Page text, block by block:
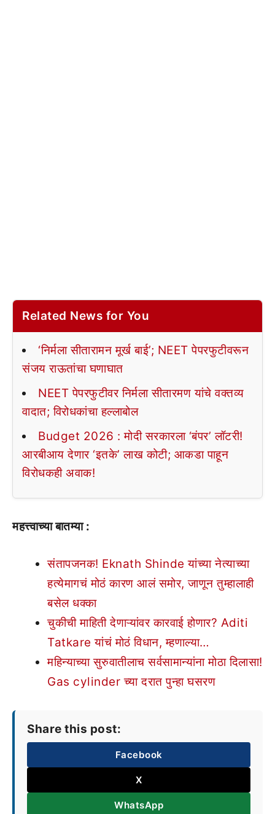
Related News for You
‘निर्मला सीतारामन मूर्ख बाई’; NEET पेपरफुटीवरून
संजय राऊतांचा घणाघात
NEET पेपरफुटीवर निर्मला सीतारमण यांचे वक्तव्य
वादात; विरोधकांचा हल्लाबोल
Budget 2026 : मोदी सरकारला ‘बंपर’ लॉटरी!
आरबीआय देणार ‘इतके’ लाख कोटी; आकडा पाहून
विरोधकही अवाक!
महत्त्वाच्या बातम्या :
संतापजनक! Eknath Shinde यांच्या नेत्याच्या
हत्येमागचं मोठं कारण आलं समोर, जाणून तुम्हालाही
बसेल धक्का
चुकीची माहिती देणाऱ्यांवर कारवाई होणार? Aditi
Tatkare यांचं मोठं विधान, म्हणाल्या…
महिन्याच्या सुरुवातीलाच सर्वसामान्यांना मोठा दिलासा!
Gas cylinder च्या दरात पुन्हा घसरण
Share this post:
Facebook
X
WhatsApp